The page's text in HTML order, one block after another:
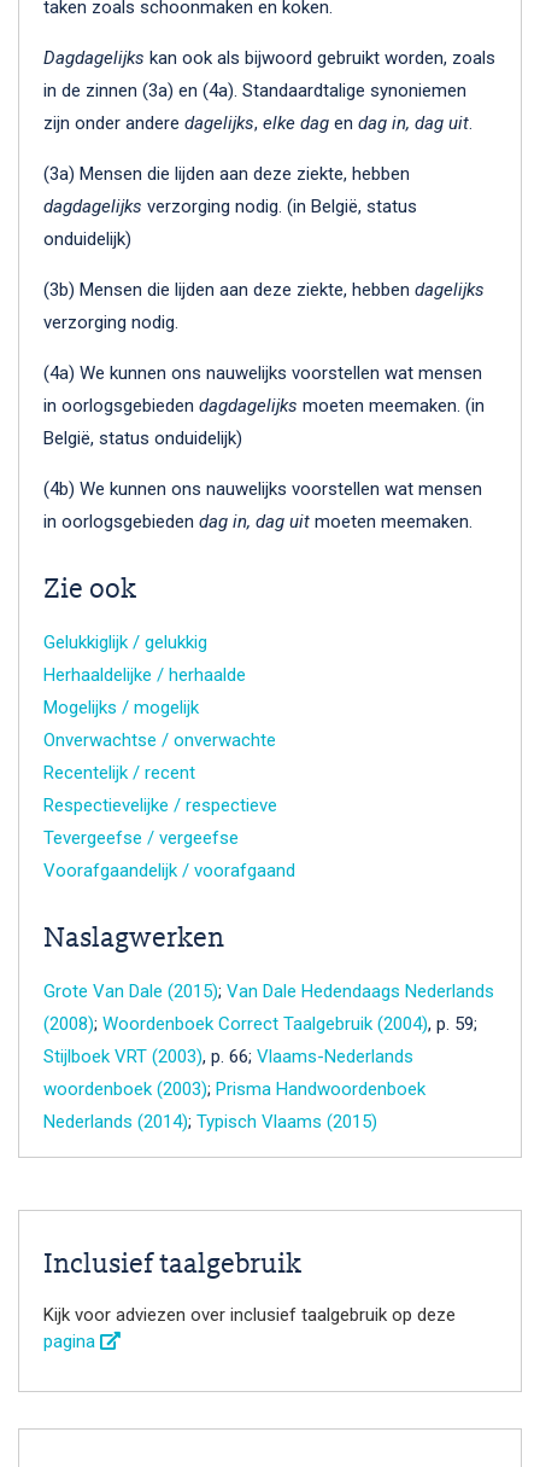
taken zoals schoonmaken en koken.
Dagdagelijks kan ook als bijwoord gebruikt worden, zoals
in de zinnen (3a) en (4a). Standaardtalige synoniemen
zijn onder andere dagelijks, elke dag en dag in, dag uit.
(3a) Mensen die lijden aan deze ziekte, hebben
dagdagelijks verzorging nodig. (in België, status
onduidelijk)
(3b) Mensen die lijden aan deze ziekte, hebben dagelijks
verzorging nodig.
(4a) We kunnen ons nauwelijks voorstellen wat mensen
in oorlogsgebieden dagdagelijks moeten meemaken. (in
België, status onduidelijk)
(4b) We kunnen ons nauwelijks voorstellen wat mensen
in oorlogsgebieden dag in, dag uit moeten meemaken.
Zie ook
Gelukkiglijk / gelukkig
Herhaaldelijke / herhaalde
Mogelijks / mogelijk
Onverwachtse / onverwachte
Recentelijk / recent
Respectievelijke / respectieve
Tevergeefse / vergeefse
Voorafgaandelijk / voorafgaand
Naslagwerken
Grote Van Dale (2015); Van Dale Hedendaags Nederlands
(2008); Woordenboek Correct Taalgebruik (2004), p. 59;
Stijlboek VRT (2003), p. 66; Vlaams-Nederlands
woordenboek (2003); Prisma Handwoordenboek
Nederlands (2014); Typisch Vlaams (2015)
Inclusief taalgebruik
Kijk voor adviezen over inclusief taalgebruik op deze
pagina